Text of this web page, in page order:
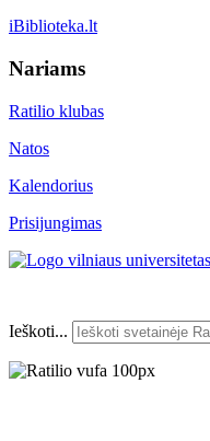
iBiblioteka.lt
Nariams
Ratilio klubas
Natos
Kalendorius
Prisijungimas
Ieškoti...